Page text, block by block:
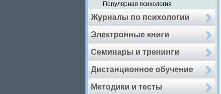
Популярная психология
Журналы по психологии
Электронные книги
Семинары и тренинги
Дистанционное обучение
Методики и тесты